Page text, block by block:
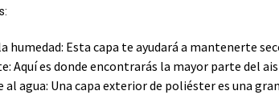
humedad: Esta capa te ayudará a mantenerte
Aquí es donde encontrarás la mayor parte del
agua: Una capa exterior de poliéster es una